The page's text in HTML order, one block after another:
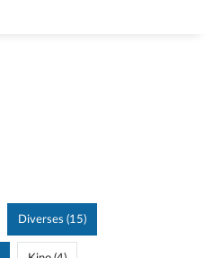
Diverses (15)